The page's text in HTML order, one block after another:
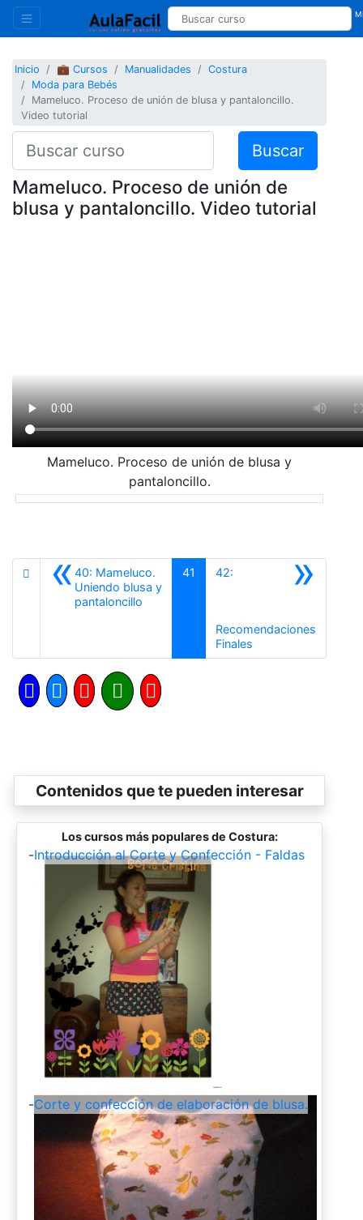
Inicio 💼 Cursos Manualidades
Costura
Moda para Bebés
Mameluco. Proceso de unión de blusa y pantaloncillo.
Video tutorial
Buscar
Mameluco. Proceso de unión de
blusa y pantaloncillo. Video tutorial
Mameluco. Proceso de unión de blusa y
pantaloncillo.
«40: Mameluco.
Uniendo blusa y
pantaloncillo
41 »
42:
Recomendaciones
Finales
Contenidos que te pueden interesar
Los cursos más populares de Costura:
-Introducción al Corte y Confección - Faldas
-Corte y confección de elaboración de blusa.